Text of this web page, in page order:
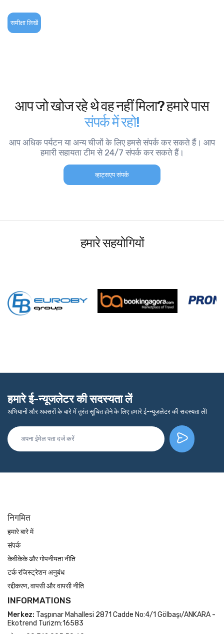
समीक्षा लिखें
आप जो खोज रहे थे वह नहीं मिला? हमारे पास
संपर्क में रहो!
आप अधिक पर्यटन या अन्य चीजों के लिए हमसे संपर्क कर सकते हैं। आप
हमारी सहायता टीम से 24/7 संपर्क कर सकते हैं।
व्हाट्सएप संपर्क
हमारे सहयोगियों
हमारे ई-न्यूजलेटर की सदस्यता लें
अभियानों और अवसरों के बारे में तुरंत सूचित होने के लिए हमारे ई-न्यूज़लेटर की सदस्यता लें!
निगमित
हमारे बारे में
संपर्क
केवीकेके और गोपनीयता नीति
टर्क रजिस्ट्रेशन अनुबंध
रद्दीकरण, वापसी और वापसी नीति
INFORMATIONS
Merkez: Taşpınar Mahallesi 2871 Cadde No:4/1 Gölbaşı/ANKARA -
Ekotrend Turizm:16583